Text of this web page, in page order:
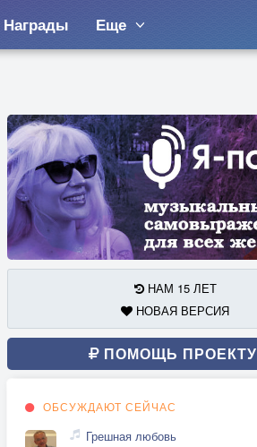
Награды Еще
НАМ 15 ЛЕТ
НОВАЯ ВЕРСИЯ
ПОМОЩЬ ПРОЕКТУ
ОБСУЖДАЮТ СЕЙЧАС
Грешная любовь